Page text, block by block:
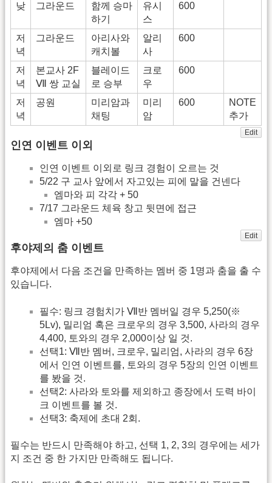
낮
그라운드
함께 승마
하기
유시
스
600
저
녁
그라운드
아리사와
캐치볼
알리
사
600
저
녁
본교사 2F
Ⅶ 쌍 교실
블레이드
로 승부
크로
우
600
저
녁
공원
미리암과
채팅
미리
암
600
NOTE
추가
Edit
인연 이벤트 이외
인연 이벤트 이외로 링크 경험이 오르는 것
5/22 구 교사 앞에서 자고있는 피에 말을 건넨다
엠마와 피 각각 + 50
7/17 그라운드 체육 창고 뒷면에 접근
엠마 +50
Edit
후야제의 춤 이벤트
후야제에서 다음 조건을 만족하는 멤버 중 1명과 춤을 출 수
있습니다.
필수: 링크 경험치가 Ⅶ반 멤버일 경우 5,250(※
5Lv), 밀리엄 혹은 크로우의 경우 3,500, 사라의 경우
4,400, 토와의 경우 2,000이상 일 것.
선택1: Ⅶ반 멤버, 크로우, 밀리엄, 사라의 경우 6장
에서 인연 이벤트를, 토와의 경우 5장의 인연 이벤트
를 봤을 것.
선택2: 사라와 토와를 제외하고 종장에서 도력 바이
크 이벤트를 볼 것.
선택3: 축제에 초대 2회.
필수는 반드시 만족해야 하고, 선택 1, 2, 3의 경우에는 세가
지 조건 중 한 가지만 만족해도 됩니다.